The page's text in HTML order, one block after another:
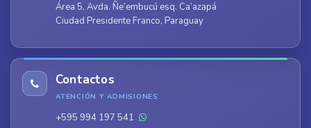
Área 5, Avda. Ñe’embucú esq. Ca’azapá
Ciudad Presidente Franco, Paraguay
Contactos
ATENCIÓN Y ADMISIONES
+595 994 197 541